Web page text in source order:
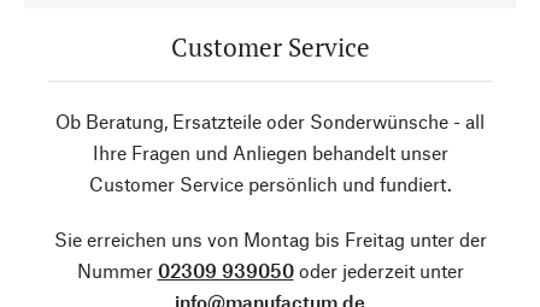
Customer Service
Ob Beratung, Ersatzteile oder Sonderwünsche - all
Ihre Fragen und Anliegen behandelt unser
Customer Service persönlich und fundiert.
Sie erreichen uns von Montag bis Freitag unter der
Nummer 02309 939050oder jederzeit unter
info@manufactum.de